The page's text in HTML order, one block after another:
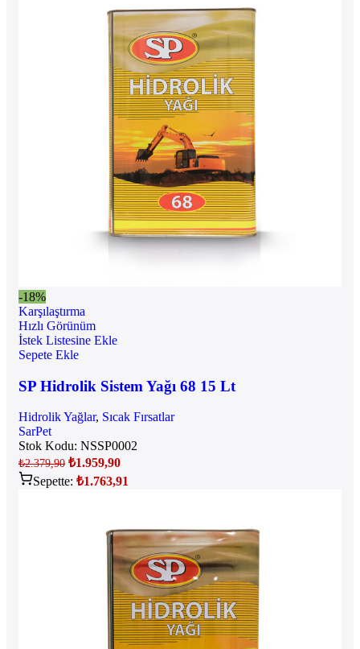
-18%
Karşılaştırma
Hızlı Görünüm
İstek Listesine Ekle
Sepete Ekle
SP Hidrolik Sistem Yağı 68 15 Lt
Hidrolik Yağlar, Sıcak Fırsatlar
SarPet
Stok Kodu: NSSP0002
₺2.379,90 ₺1.959,90
Sepette: ₺1.763,91